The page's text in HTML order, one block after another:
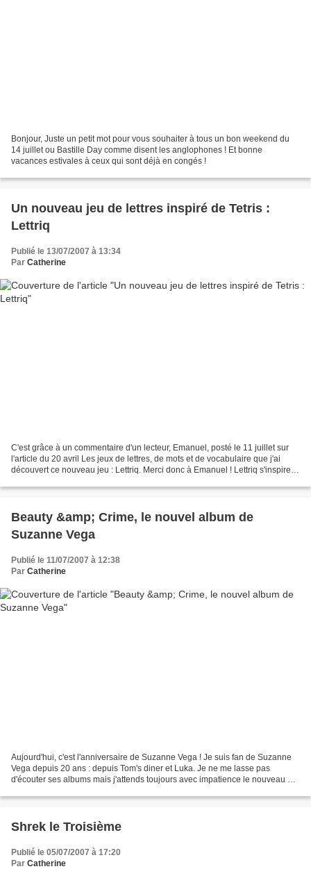
Bonjour, Juste un petit mot pour vous souhaiter à tous un bon weekend du
14 juillet ou Bastille Day comme disent les anglophones ! Et bonne
vacances estivales à ceux qui sont déjà en congés !
Un nouveau jeu de lettres inspiré de Tetris :
Lettriq
Publié le 13/07/2007 à 13:34
Par Catherine
C'est grâce à un commentaire d'un lecteur, Emanuel, posté le 11 juillet sur
l'article du 20 avril Les jeux de lettres, de mots et de vocabulaire que j'ai
découvert ce nouveau jeu : Lettriq. Merci donc à Emanuel ! Lettriq s'inspire
Beauty &amp; Crime, le nouvel album de
Suzanne Vega
Publié le 11/07/2007 à 12:38
Par Catherine
Aujourd'hui, c'est l'anniversaire de Suzanne Vega ! Je suis fan de Suzanne
Vega depuis 20 ans : depuis Tom's diner et Luka. Je ne me lasse pas
d'écouter ses albums mais j'attends toujours avec impatience le nouveau qui
Shrek le Troisième
Publié le 05/07/2007 à 17:20
Par Catherine